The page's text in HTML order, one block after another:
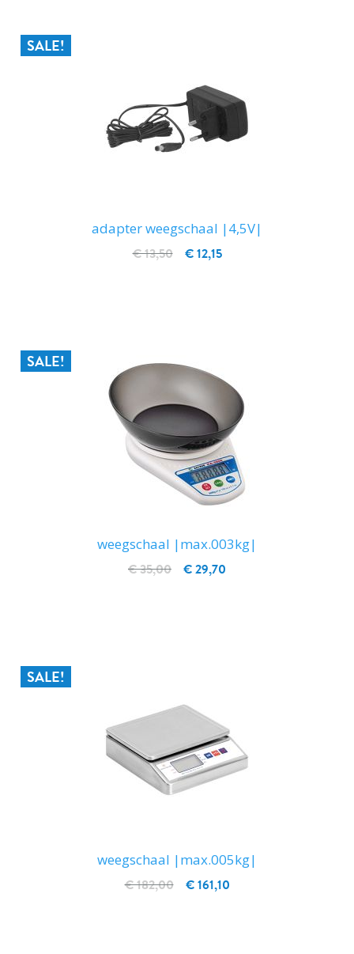
SALE!
adapter weegschaal |4,5V|
€ 12,15
€ 13,50
SALE!
weegschaal |max.003kg|
€ 29,70
€ 35,00
SALE!
weegschaal |max.005kg|
€ 161,10
€ 182,00